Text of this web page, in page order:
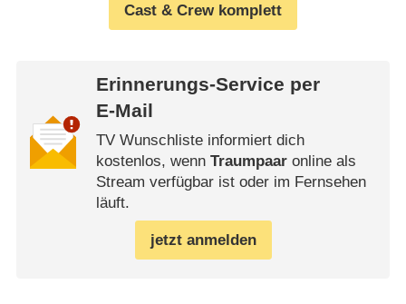
Cast & Crew komplett
Erinnerungs-Service per
E-Mail
TV Wunschliste informiert dich
kostenlos, wenn Traumpaaronline als
Stream verfügbar ist oder im Fernsehen
läuft.
jetzt anmelden